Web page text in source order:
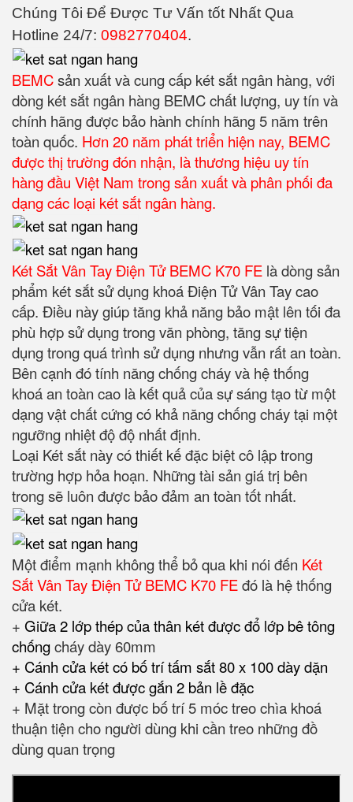
Chúng Tôi Để Được Tư Vấn tốt Nhất Qua
Hotline 24/7: 0982770404.
BEMCsản xuất và cung cấp két sắt ngân hàng, với
dòng két sắt ngân hàng BEMC chất lượng, uy tín và
chính hãng được bảo hành chính hãng 5 năm trên
toàn quốc. Hơn 20 năm phát triển hiện nay, BEMC
được thị trường đón nhận, là thương hiệu uy tín
hàng đầu Việt Nam trong sản xuất và phân phối đa
dạng các loại két sắt ngân hàng.
Két Sắt Vân Tay Điện Tử BEMC K70 FE là dòng sản
phẩm két sắt sử dụng khoá Điện Tử Vân Tay cao
cấp. Điều này giúp tăng khả năng bảo mật lên tối đa
phù hợp sử dụng trong văn phòng, tăng sự tiện
dụng trong quá trình sử dụng nhưng vẫn rất an toàn.
Bên cạnh đó tính năng chống cháy và hệ thống
khoá an toàn cao là kết quả của sự sáng tạo từ một
dạng vật chất cứng có khả năng chống cháy tại một
ngưỡng nhiệt độ độ nhất định.
Loại Két sắt này có thiết kế đặc biệt cô lập trong
trường hợp hỏa hoạn. Những tài sản giá trị bên
trong sẽ luôn được bảo đảm an toàn tốt nhất.
Một điểm mạnh không thể bỏ qua khi nói đến Két
Sắt Vân Tay Điện Tử BEMC K70 FEđó là hệ thống
cửa két.
+ Giữa 2 lớp thép của thân két được đổ lớp bê tông
chốngcháy dày 60mm
+ Cánh cửa két có bố trí tấm sắt 80 x 100 dày dặn
+ Cánh cửa két được gắn 2 bản lề đặc
+ Mặt trong còn được bố trí 5 móc treo chìa khoá
thuận tiện cho người dùng khi cần treo những đồ
dùng quan trọng